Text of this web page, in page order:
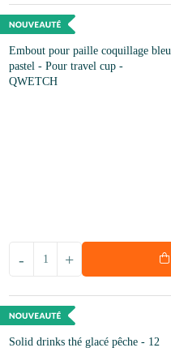
Embout pour paille coquillage bleu
pastel - Pour travel cup -
QWETCH
+
-
Solid drinks thé glacé pêche - 12